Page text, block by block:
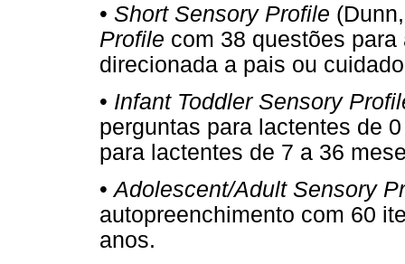
• Short Sensory Profile
Profile com 38 questões
direcionada a pais ou
• Infant Toddler Sensory
perguntas para lactentes de
para lactentes de 7 a 36
•Adolescent/Adult Sensory
autopreenchimento com 60
anos.